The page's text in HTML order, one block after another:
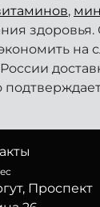
,
на
Проспект